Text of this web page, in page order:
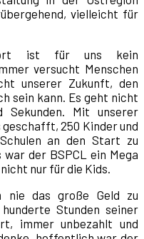
vielleicht für
ist für uns kein
versucht Menschen
unserer Zukunft, den
sein kann. Es geht nicht
Mit unserer
250 Kinder und
an den Start zu
der BSPCL ein Mega
nur für die Kids.
nie das große Geld zu
Stunden seiner
immer unbezahlt und